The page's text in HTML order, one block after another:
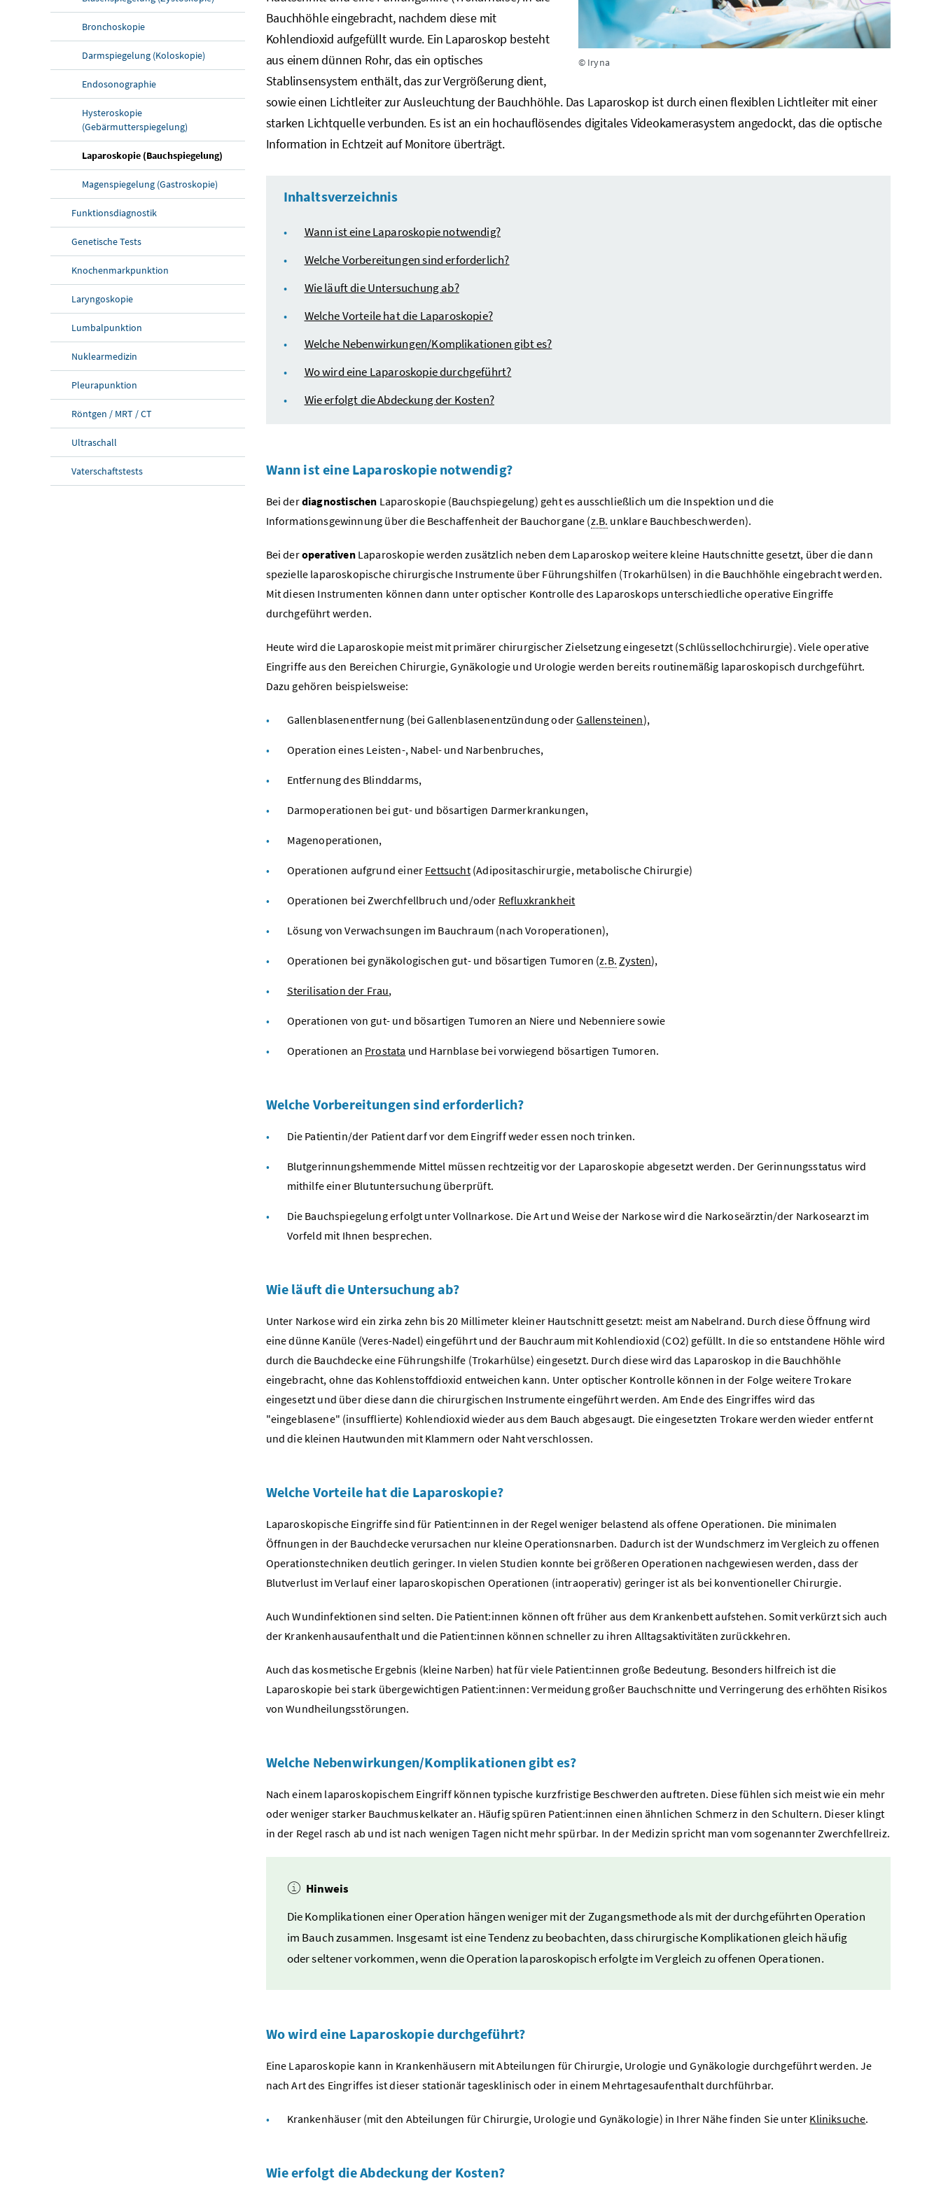
Bronchoskopie
Darmspiegelung (Koloskopie)
Endosonographie
Hysteroskopie
(Gebärmutterspiegelung)
Laparoskopie (Bauchspiegelung)
Magenspiegelung (Gastroskopie)
Funktionsdiagnostik
Genetische Tests
Knochenmarkpunktion
Laryngoskopie
Lumbalpunktion
Nuklearmedizin
Pleurapunktion
Röntgen / MRT / CT
Ultraschall
Vaterschaftstests
© Iryna
Bauchhöhle eingebracht, nachdem diese mit
Kohlendioxid aufgefüllt wurde. Ein Laparoskop besteht
aus einem dünnen Rohr, das ein optisches
Stablinsensystem enthält, das zur Vergrößerung dient,
sowie einen Lichtleiter zur Ausleuchtung der Bauchhöhle. Das Laparoskop ist durch einen flexiblen Lichtleiter mit einer
starken Lichtquelle verbunden. Es ist an ein hochauflösendes digitales Videokamerasystem angedockt, das die optische
Information in Echtzeit auf Monitore überträgt.
Inhaltsverzeichnis
Wann ist eine Laparoskopie notwendig?
Welche Vorbereitungen sind erforderlich?
Wie läuft die Untersuchung ab?
Welche Vorteile hat die Laparoskopie?
Welche Nebenwirkungen/Komplikationen gibt es?
Wo wird eine Laparoskopie durchgeführt?
Wie erfolgt die Abdeckung der Kosten?
Wann ist eine Laparoskopie notwendig?
Bei derdiagnostischen Laparoskopie (Bauchspiegelung) geht es ausschließlich um die Inspektion und die
Informationsgewinnung über die Beschaffenheit der Bauchorgane (z.B. unklare Bauchbeschwerden).
Bei deroperativenLaparoskopie werden zusätzlich neben dem Laparoskop weitere kleine Hautschnitte gesetzt, über die dann
spezielle laparoskopische chirurgische Instrumente über Führungshilfen (Trokarhülsen) in die Bauchhöhle eingebracht werden.
Mit diesen Instrumenten können dann unter optischer Kontrolle des Laparoskops unterschiedliche operative Eingriffe
durchgeführt werden.
Heute wird die Laparoskopie meist mit primärer chirurgischer Zielsetzung eingesetzt (Schlüssellochchirurgie). Viele operative
Eingriffe aus den Bereichen Chirurgie, Gynäkologie und Urologie werden bereits routinemäßig laparoskopisch durchgeführt.
Dazu gehören beispielsweise:
Gallenblasenentfernung (bei Gallenblasenentzündung oderGallensteinen),
Operation eines Leisten-, Nabel- und Narbenbruches,
Entfernung des Blinddarms,
Darmoperationen bei gut- und bösartigen Darmerkrankungen,
Magenoperationen,
Operationen aufgrund einer Fettsucht(Adipositaschirurgie, metabolische Chirurgie)
Operationen bei Zwerchfellbruch und/oder Refluxkrankheit
Lösung von Verwachsungen im Bauchraum (nach Voroperationen),
Operationen bei gynäkologischen gut- und bösartigen Tumoren (z.B. Zysten),
Sterilisation der Frau,
Operationen von gut- und bösartigen Tumoren an Niere und Nebenniere sowie
Operationen an Prostata und Harnblase bei vorwiegend bösartigen Tumoren.
Welche Vorbereitungen sind erforderlich?
Die Patientin/der Patient darf vor dem Eingriff weder essen noch trinken.
Blutgerinnungshemmende Mittel müssen rechtzeitig vor der Laparoskopie abgesetzt werden. Der Gerinnungsstatus wird
mithilfe einer Blutuntersuchung überprüft.
Die Bauchspiegelung erfolgt unter Vollnarkose. Die Art und Weise der Narkose wird die Narkoseärztin/der Narkosearzt im
Vorfeld mit Ihnen besprechen.
Wie läuft die Untersuchung ab?
Unter Narkose wird ein zirka zehn bis 20 Millimeter kleiner Hautschnitt gesetzt: meist am Nabelrand. Durch diese Öffnung wird
eine dünne Kanüle (Veres-Nadel) eingeführt und der Bauchraum mit Kohlendioxid (CO2) gefüllt. In die so entstandene Höhle wird
durch die Bauchdecke eine Führungshilfe (Trokarhülse) eingesetzt. Durch diese wird das Laparoskop in die Bauchhöhle
eingebracht, ohne das Kohlenstoffdioxid entweichen kann. Unter optischer Kontrolle können in der Folge weitere Trokare
eingesetzt und über diese dann die chirurgischen Instrumente eingeführt werden. Am Ende des Eingriffes wird das
"eingeblasene" (insufflierte) Kohlendioxid wieder aus dem Bauch abgesaugt. Die eingesetzten Trokare werden wieder entfernt
und die kleinen Hautwunden mit Klammern oder Naht verschlossen.
Welche Vorteile hat die Laparoskopie?
Laparoskopische Eingriffe sind für Patient:innen in der Regel weniger belastend als offene Operationen. Die minimalen
Öffnungen in der Bauchdecke verursachen nur kleine Operationsnarben. Dadurch ist der Wundschmerz im Vergleich zu offenen
Operationstechniken deutlich geringer. In vielen Studien konnte bei größeren Operationen nachgewiesen werden, dass der
Blutverlust im Verlauf einer laparoskopischen Operationen (intraoperativ) geringer ist als bei konventioneller Chirurgie.
Auch Wundinfektionen sind selten. Die Patient:innen können oft früher aus dem Krankenbett aufstehen. Somit verkürzt sich auch
der Krankenhausaufenthalt und die Patient:innen können schneller zu ihren Alltagsaktivitäten zurückkehren.
Auch das kosmetische Ergebnis (kleine Narben) hat für viele Patient:innen große Bedeutung. Besonders hilfreich ist die
Laparoskopie bei stark übergewichtigen Patient:innen: Vermeidung großer Bauchschnitte und Verringerung des erhöhten Risikos
von Wundheilungsstörungen.
Welche Nebenwirkungen/Komplikationen gibt es?
Nach einem laparoskopischem Eingriff können typische kurzfristige Beschwerden auftreten. Diese fühlen sich meist wie ein mehr
oder weniger starker Bauchmuskelkater an. Häufig spüren Patient:innen einen ähnlichen Schmerz in den Schultern. Dieser klingt
in der Regel rasch ab und ist nach wenigen Tagen nicht mehr spürbar. In der Medizin spricht man vom sogenannter Zwerchfellreiz.
Hinweis
Die Komplikationen einer Operation hängen weniger mit der Zugangsmethode als mit der durchgeführten Operation
im Bauch zusammen. Insgesamt ist eine Tendenz zu beobachten, dass chirurgische Komplikationen gleich häufig
oder seltener vorkommen, wenn die Operation laparoskopisch erfolgte im Vergleich zu offenen Operationen.
Wo wird eine Laparoskopie durchgeführt?
Eine Laparoskopie kann in Krankenhäusern mit Abteilungen für Chirurgie, Urologie und Gynäkologie durchgeführt werden. Je
nach Art des Eingriffes ist dieser stationär tagesklinisch oder in einem Mehrtagesaufenthalt durchführbar.
Krankenhäuser (mit den Abteilungen für Chirurgie, Urologie und Gynäkologie) in Ihrer Nähe finden Sie unter Kliniksuche.
Wie erfolgt die Abdeckung der Kosten?